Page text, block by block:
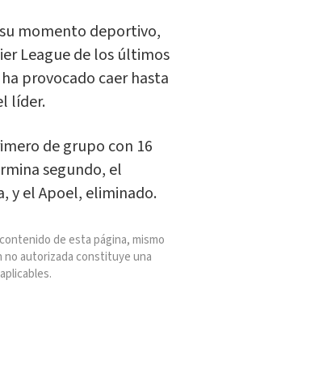
momento deportivo,
League de los últimos
provocado caer hasta
líder.
de grupo con 16
segundo, el
y el Apoel, eliminado.
de esta página, mismo
no autorizada constituye una